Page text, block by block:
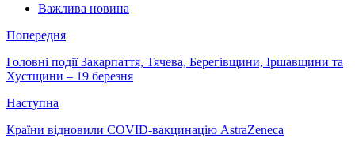
Важлива новина
Попередня
Головні події Закарпаття, Тячева, Берегівщини, Іршавщини та
Хустщини – 19 березня
Наступна
Країни відновили COVID-вакцинацію AstraZeneca